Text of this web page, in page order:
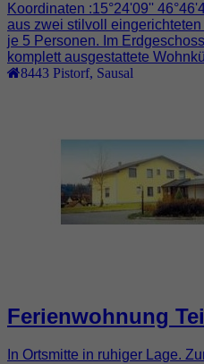
Koordinaten :15°24'09''
aus zwei stilvoll
je 5 Personen. Im
komplett ausgestattete
8443 Pistorf, Sausal
Ferienwohnung
In Ortsmitte in ruhiger Lage.